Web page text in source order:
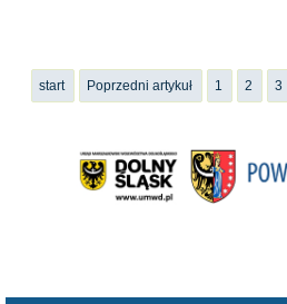
start Poprzedni artykuł 1 2 3